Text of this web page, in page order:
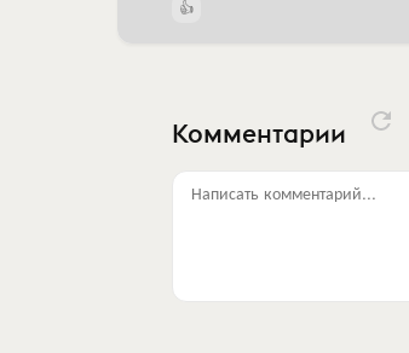
Комментарии
Написать комментарий...